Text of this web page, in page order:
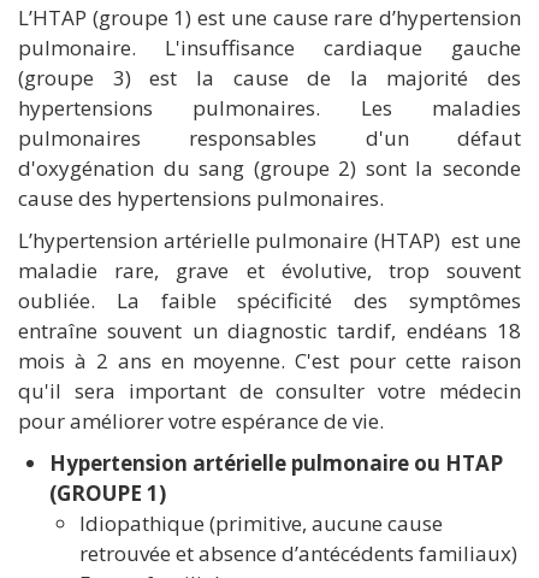
L’HTAP (groupe 1) est une cause rare d’hypertension
pulmonaire. L'insuffisance cardiaque gauche
(groupe 3) est la cause de la majorité des
hypertensions pulmonaires. Les maladies
pulmonaires responsables d'un défaut
d'oxygénation du sang (groupe 2) sont la seconde
cause des hypertensions pulmonaires.
L’hypertension artérielle pulmonaire (HTAP) est une
maladie rare, grave et évolutive, trop souvent
oubliée. La faible spécificité des symptômes
entraîne souvent un diagnostic tardif, endéans 18
mois à 2 ans en moyenne. C'est pour cette raison
qu'il sera important de consulter votre médecin
pour améliorer votre espérance de vie.
Hypertension artérielle pulmonaire ou HTAP
(GROUPE 1)
Idiopathique (primitive, aucune cause
retrouvée et absence d’antécédents familiaux)